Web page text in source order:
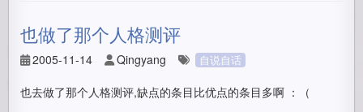
也做了那个人格测评
2005-11-14 Qingyang 自说自话
也去做了那个人格测评,缺点的条目比优点的条目多啊 ：（